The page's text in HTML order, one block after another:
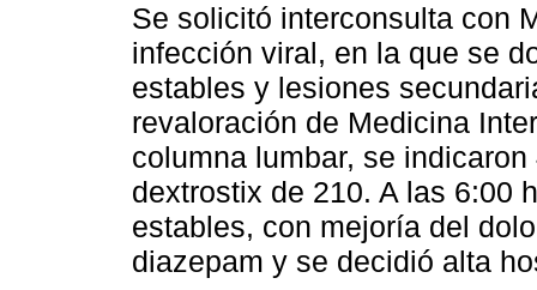
Se solicitó interconsulta con
infección viral, en la que se
estables y lesiones
revaloración de Medicina
columna lumbar, se
dextrostix de 210. A las 6:00
estables, con mejoría del
diazepam y se decidió alta